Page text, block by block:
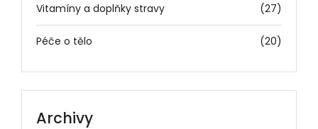
Vitamíny a doplňky stravy (27)
Péče o tělo (20)
Archivy